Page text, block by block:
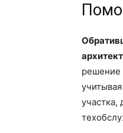
решение